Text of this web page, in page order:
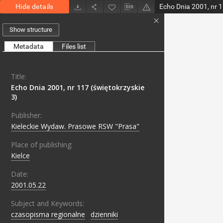
Hide details Echo Dnia 2001, nr
Show structure
Metadata Files list
Title:
Echo Dnia 2001, nr 117 (świętokrzyskie
3)
Publisher:
Kieleckie Wydaw. Prasowe RSW "Prasa"
Place of publishing:
Kielce
Date:
2001.05.22
Subject and Keywords:
czasopisma regionalne
dzienniki